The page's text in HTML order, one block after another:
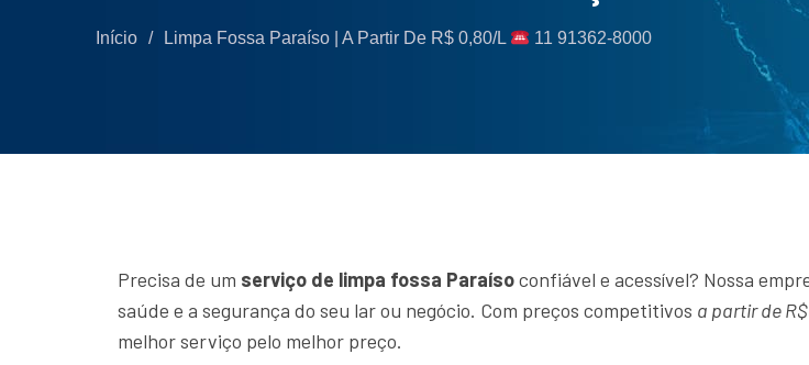
Início / Limpa Fossa Paraíso | A Partir De R$ 0,80/L 11 91362-8000
Precisa de um serviço de limpa fossa Paraísoconfiável e acessível? Nossa
saúde e a segurança do seu lar ou negócio. Com preços competitivos a partir de
melhor serviço pelo melhor preço.